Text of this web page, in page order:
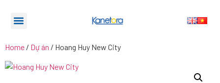
Home / Dự án / Hoang Huy New City